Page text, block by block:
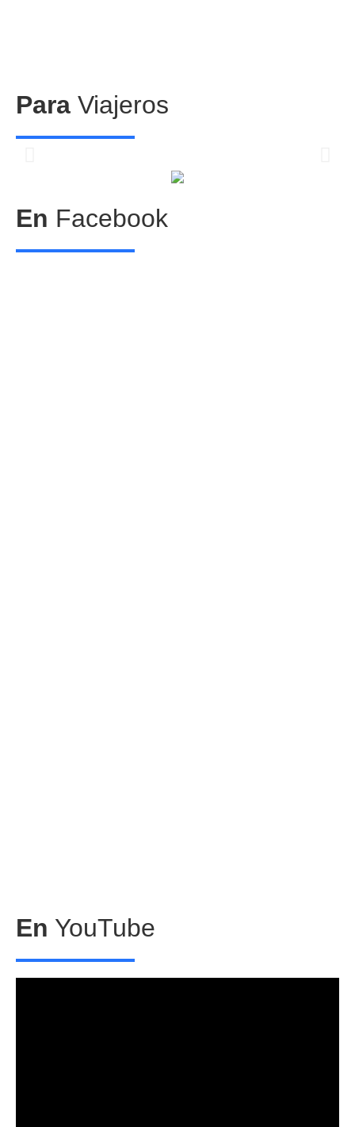
Para Viajeros
Centros comerciales
PetFriendly en la CDMX
En Facebook
En YouTube